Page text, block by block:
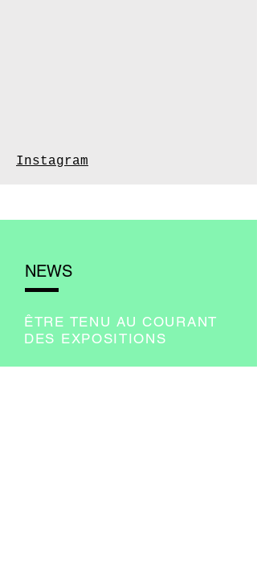
Instagram
NEWS
ÊTRE TENU AU COURANT
DES EXPOSITIONS